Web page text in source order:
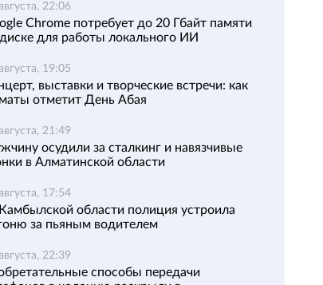
22:06
Chrome потребует до 20 Гбайт памяти
для работы локального ИИ
19:05
выставки и творческие встречи: как
отметит День Абая
21:49
осудили за сталкинг и навязчивые
в Алматинской области
17:54
области полиция устроила
за пьяным водителем
22:39
способы передачи